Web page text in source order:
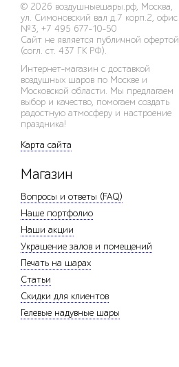
© 2026 воздушныешары.рф, Москва,
ул. Симоновский вал д.7 корп.2, офис
№3, +7 495 677-10-50
Сайт не является публичной офертой
(согл. ст. 437 ГК РФ).
Интернет-магазин с доставкой
воздушных шаров по Москве и
Московской области. Мы предлагаем
выбор и качество, помогаем создать
радостную атмосферу и настроение
праздника!
Карта сайта
Магазин
Вопросы и ответы (FAQ)
Наше портфолио
Наши акции
Украшение залов и помещений
Печать на шарах
Статьи
Скидки для клиентов
Гелевые надувные шары